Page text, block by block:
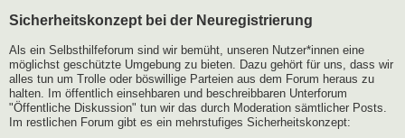
Sicherheitskonzept bei der Neuregistrierung
Als ein Selbsthilfeforum sind wir bemüht, unseren Nutzer*innen eine
möglichst geschützte Umgebung zu bieten. Dazu gehört für uns, dass wir
alles tun um Trolle oder böswillige Parteien aus dem Forum heraus zu
halten. Im öffentlich einsehbaren und beschreibbaren Unterforum
"Öffentliche Diskussion" tun wir das durch Moderation sämtlicher Posts.
Im restlichen Forum gibt es ein mehrstufiges Sicherheitskonzept: